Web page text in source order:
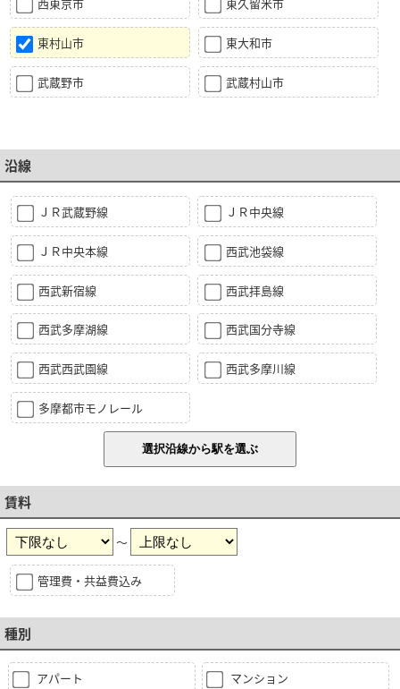
西東京市 東久留米市
東村山市 東大和市
武蔵野市 武蔵村山市
沿線
ＪＲ武蔵野線 ＪＲ中央線
ＪＲ中央本線 西武池袋線
西武新宿線 西武拝島線
西武多摩湖線 西武国分寺線
西武西武園線 西武多摩川線
多摩都市モノレール
賃料
～
管理費・共益費込み
種別
アパート マンション